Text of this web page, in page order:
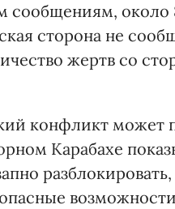
около
сторона не
жертв со
конфликт может
Карабахе